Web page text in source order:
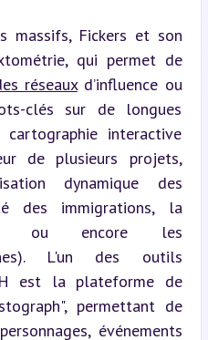
massifs, Fickers et son
qui permet de
réseaux d’influence ou
clés sur de longues
interactive
de plusieurs projets,
dynamique des
des immigrations, la
ou encore les
L'un des outils
est la plateforme de
permettant de
événements